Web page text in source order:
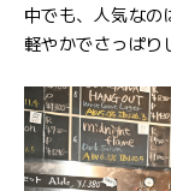
中でも、人気なの
軽やかでさっぱり